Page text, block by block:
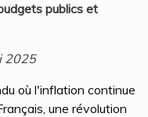
publics et
2025
où l'inflation continue
une révolution